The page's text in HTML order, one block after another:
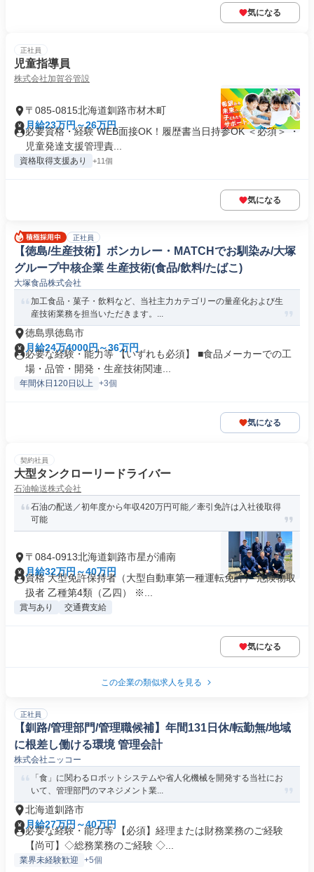
気になる
正社員
児童指導員
株式会社加賀谷管設
〒085-0815北海道釧路市材木町
月給23万円～26万円
必要資格・経験 WEB面接OK！履歴書当日持参OK ＜必須＞ ・
児童発達支援管理責...
資格取得支援あり +11個
気になる
正社員
【徳島/生産技術】ボンカレー・MATCHでお馴染み/大塚
グループ中核企業 生産技術(食品/飲料/たばこ)
大塚食品株式会社
加工食品・菓子・飲料など、当社主力カテゴリーの量産化および生
産技術業務を担当いただきます。...
徳島県徳島市
月給24万4000円～36万円
必要な経験・能力等 【いずれも必須】 ■食品メーカーでの工
場・品管・開発・生産技術関連...
年間休日120日以上 +3個
気になる
契約社員
大型タンクローリードライバー
石油輸送株式会社
石油の配送／初年度から年収420万円可能／牽引免許は入社後取得
可能
〒084-0913北海道釧路市星が浦南
月給32万円～40万円
資格 大型免許保持者（大型自動車第一種運転免許） 危険物取
扱者 乙種第4類（乙四） ※...
賞与あり 交通費支給
気になる
この企業の類似求人を見る
正社員
【釧路/管理部門/管理職候補】年間131日休/転勤無/地域
に根差し働ける環境 管理会計
株式会社ニッコー
「食」に関わるロボットシステムや省人化機械を開発する当社にお
いて、管理部門のマネジメント業...
北海道釧路市
月給27万円～40万円
必要な経験・能力等 【必須】経理または財務業務のご経験
【尚可】◇総務業務のご経験 ◇...
業界未経験歓迎 +5個